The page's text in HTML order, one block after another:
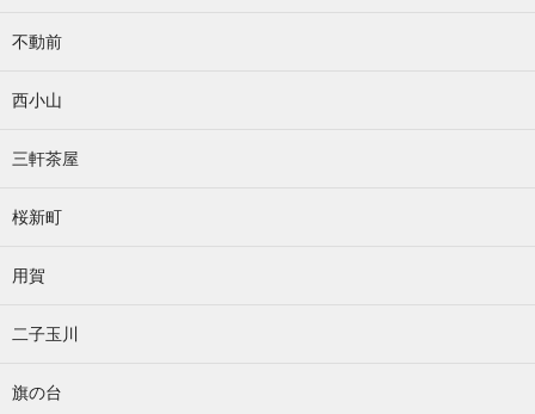
不動前
西小山
三軒茶屋
桜新町
用賀
二子玉川
旗の台